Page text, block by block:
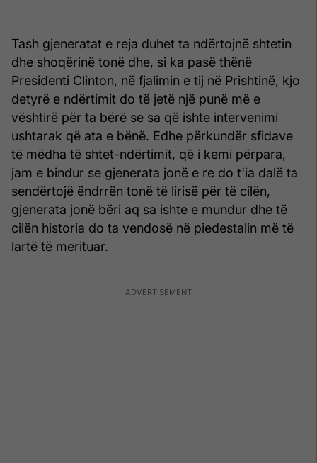
Tash gjeneratat e reja duhet ta ndërtojnë shtetin
dhe shoqërinë tonë dhe, si ka pasë thënë
Presidenti Clinton, në fjalimin e tij në Prishtinë, kjo
detyrë e ndërtimit do të jetë një punë më e
vështirë për ta bërë se sa që ishte intervenimi
ushtarak që ata e bënë. Edhe përkundër sfidave
të mëdha të shtet-ndërtimit, që i kemi përpara,
jam e bindur se gjenerata jonë e re do t'ia dalë ta
sendërtojë ëndrrën tonë të lirisë për të cilën,
gjenerata jonë bëri aq sa ishte e mundur dhe të
cilën historia do ta vendosë në piedestalin më të
lartë të merituar.